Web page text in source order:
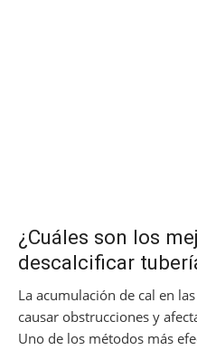
¿Cuáles son los
descalcificar
La acumulación de cal en
causar obstrucciones y
Uno de los métodos más